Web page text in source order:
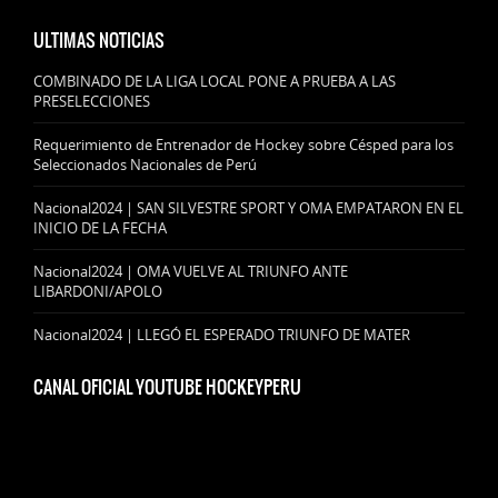
ULTIMAS NOTICIAS
COMBINADO DE LA LIGA LOCAL PONE A PRUEBA A LAS
PRESELECCIONES
Requerimiento de Entrenador de Hockey sobre Césped para los
Seleccionados Nacionales de Perú
Nacional2024 | SAN SILVESTRE SPORT Y OMA EMPATARON EN EL
INICIO DE LA FECHA
Nacional2024 | OMA VUELVE AL TRIUNFO ANTE
LIBARDONI/APOLO
Nacional2024 | LLEGÓ EL ESPERADO TRIUNFO DE MATER
CANAL OFICIAL YOUTUBE HOCKEYPERU